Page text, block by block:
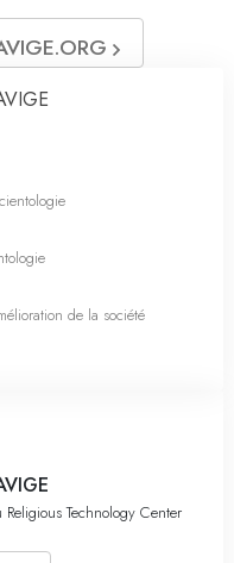
de la société
Technology Center